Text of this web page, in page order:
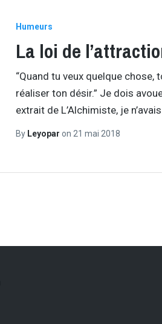
Humeurs
La loi de
“Quand tu veux quelque chose,
réaliser ton désir.” Je dois
extrait de L’Alchimiste, je
By Leyopar on 21 mai 2018